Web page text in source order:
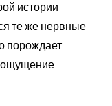
истории
те же нервные
порождает
ощущение